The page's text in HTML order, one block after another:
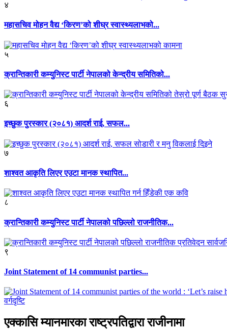
४
महासचिव मोहन वैद्य ‘किरण’को शीघ्र स्वास्थ्यलाभको...
५
क्रान्तिकारी कम्युनिस्ट पार्टी नेपालको केन्द्रीय समितिको...
६
इच्छुक पुरस्कार (२०८१) आदर्श राई, सफल...
७
शाश्वत आकृति लिएर एउटा मानक स्थापित...
८
क्रान्तिकारी कम्युनिस्ट पार्टी नेपालको पछिल्लो राजनीतिक...
९
Joint Statement of 14 communist parties...
वर्गदृष्टि
एक्कासि म्यानमारका राष्ट्रपतिद्वारा राजीनामा